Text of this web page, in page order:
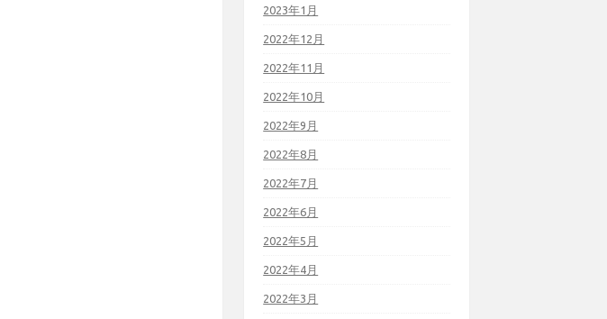
2023年1月
2022年12月
2022年11月
2022年10月
2022年9月
2022年8月
2022年7月
2022年6月
2022年5月
2022年4月
2022年3月